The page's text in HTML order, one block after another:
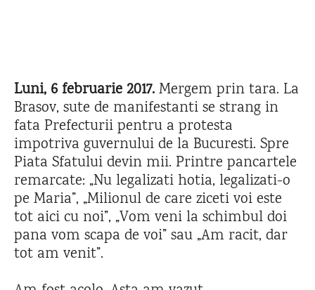
Luni, 6 februarie 2017.Mergem prin tara. La
Brasov, sute de manifestanti se strang in
fata Prefecturii pentru a protesta
impotriva guvernului de la Bucuresti. Spre
Piata Sfatului devin mii. Printre pancartele
remarcate: „Nu legalizati hotia, legalizati-o
pe Maria”, „Milionul de care ziceti voi este
tot aici cu noi”, „Vom veni la schimbul doi
pana vom scapa de voi” sau „Am racit, dar
tot am venit”.